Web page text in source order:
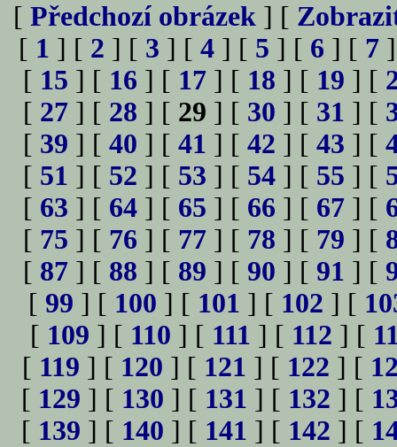
[ Předchozí obrázek ] [
[ 1 ] [ 2 ] [ 3 ] [ 4 ] [ 5 ] [ 6 ] [ 7
[ 15 ] [ 16 ] [ 17 ] [ 18 ] [ 19 ] [
[ 27 ] [ 28 ] [ 29 ] [ 30 ] [ 31 ] [
[ 39 ] [ 40 ] [ 41 ] [ 42 ] [ 43 ] [
[ 51 ] [ 52 ] [ 53 ] [ 54 ] [ 55 ] [
[ 63 ] [ 64 ] [ 65 ] [ 66 ] [ 67 ] [
[ 75 ] [ 76 ] [ 77 ] [ 78 ] [ 79 ] [
[ 87 ] [ 88 ] [ 89 ] [ 90 ] [ 91 ] [
[ 99 ] [ 100 ] [ 101 ] [ 102 ] [
[ 109 ] [ 110 ] [ 111 ] [ 112 ] [
[ 119 ] [ 120 ] [ 121 ] [ 122 ] [
[ 129 ] [ 130 ] [ 131 ] [ 132 ] [
[ 139 ] [ 140 ] [ 141 ] [ 142 ] [